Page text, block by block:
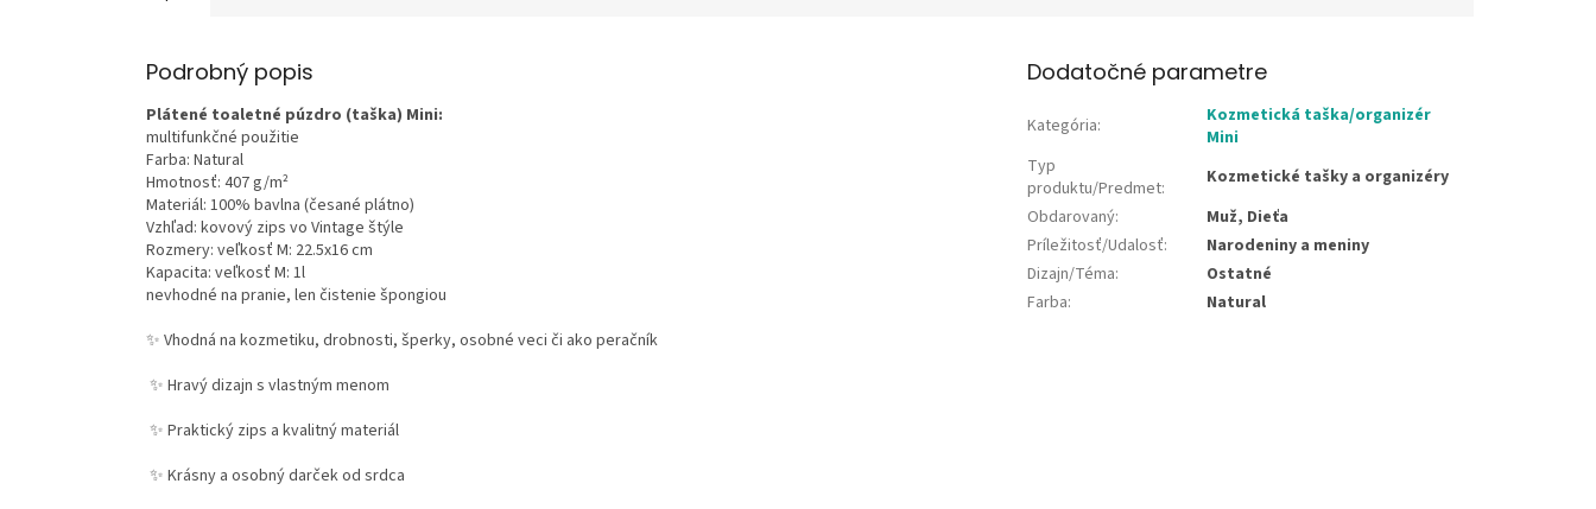
Podrobný popis
Plátené toaletné púzdro (taška) Mini:
multifunkčné použitie
Farba: Natural
Hmotnosť: 407 g/m²
Materiál: 100% bavlna (česané plátno)
Vzhľad: kovový zips vo Vintage štýle
Rozmery: veľkosť M: 22.5x16 cm
Kapacita: veľkosť M: 1l
nevhodné na pranie, len čistenie špongiou
✨ Vhodná na kozmetiku, drobnosti, šperky, osobné veci či ako peračník
✨ Hravý dizajn s vlastným menom
✨ Praktický zips a kvalitný materiál
✨ Krásny a osobný darček od srdca
Dodatočné parametre
Kategória:
Kozmetická taška/organizér
Mini
Typ
produktu/Predmet:
Kozmetické tašky a organizéry
Obdarovaný:
Muž, Dieťa
Príležitosť/Udalosť:
Narodeniny a meniny
Dizajn/Téma:
Ostatné
Farba: Natural